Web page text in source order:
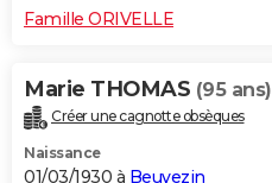
Famille ORIVELLE
Marie THOMAS (95 ans)
Créer une cagnotte obsèques
Naissance
01/03/1930 à Beuvezin